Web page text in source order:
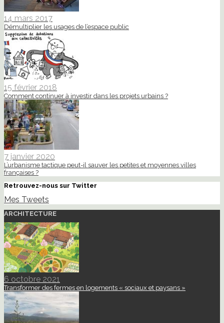
14 mars 2017
Démultiplier les usages de l’espace public
15 février 2018
Comment continuer à investir dans les projets urbains ?
7 janvier 2020
L’urbanisme tactique peut-il sauver les petites et moyennes villes
françaises ?
Retrouvez-nous sur Twitter
Mes Tweets
ARCHITECTURE
6 octobre 2021
Transformer des fermes en logements « sociaux et paysans »